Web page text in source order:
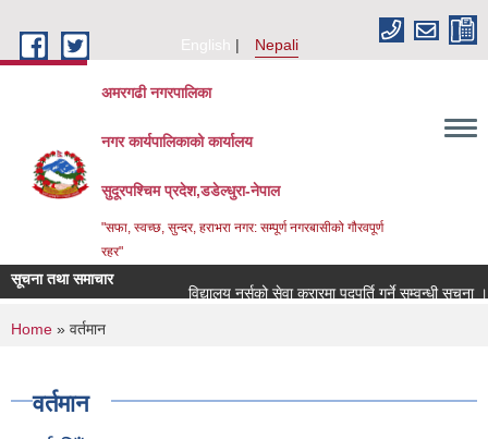
English
Nepali
अमरगढी नगरपालिका
नगर कार्यपालिकाको कार्यालय
सुदूरपश्चिम प्रदेश,डडेल्धुरा-नेपाल
"सफा, स्वच्छ, सुन्दर, हराभरा नगर: सम्पूर्ण नगरबासीको गौरवपूर्ण
रहर"
सूचना तथा समाचार
विद्यालय नर्सको सेवा करारमा पदपूर्ति गर्ने सम्वन्धी सूचना ।।
You are here
Home » वर्तमान
वर्तमान